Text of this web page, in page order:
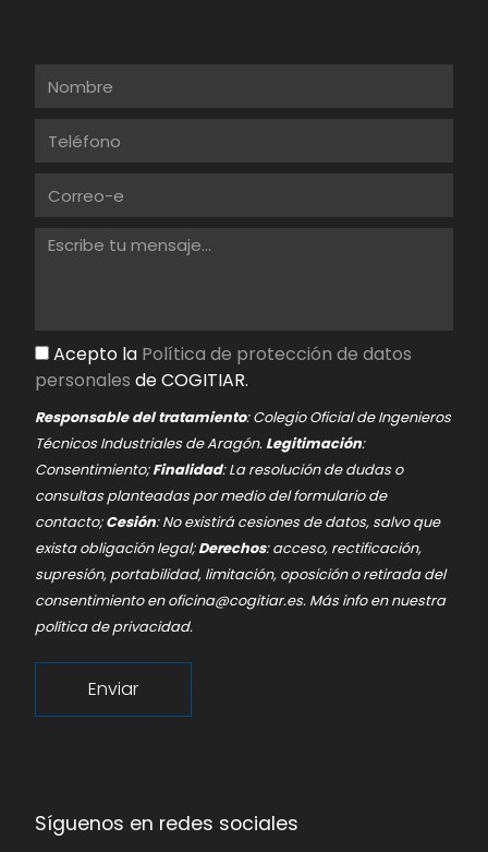
Acepto la Política de protección de datos
personales de COGITIAR.
Responsable del tratamiento: Colegio Oficial de Ingenieros
Técnicos Industriales de Aragón. Legitimación:
Consentimiento;Finalidad: La resolución de dudas o
consultas planteadas por medio del formulario de
contacto;Cesión: No existirá cesiones de datos, salvo que
exista obligación legal;Derechos: acceso, rectificación,
supresión, portabilidad, limitación, oposición o retirada del
consentimiento enoficina@cogitiar.es. Más info en nuestra
política de privacidad.
Enviar
Síguenos en redes sociales